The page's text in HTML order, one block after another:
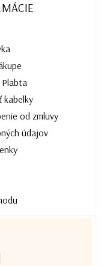
kabelky
od zmluvy
údajov